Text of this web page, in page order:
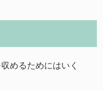
めるためにはいく